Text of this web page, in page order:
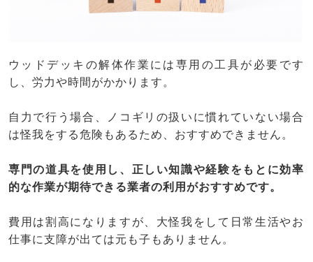
ウッドデッキの解体作業には専用の工具が必要です
し、労力や時間がかかります。
自力で行う場合、ノコギリの扱いに慣れていない場合
は怪我をする危険もあるため、おすすめできません。
専門の道具を使用し、正しい知識や経験をもとに効率
的な作業が期待できる業者の利用がおすすめです。
費用は割高になりますが、大怪我をして日常生活やお
仕事に支障が出ては元も子もありません。